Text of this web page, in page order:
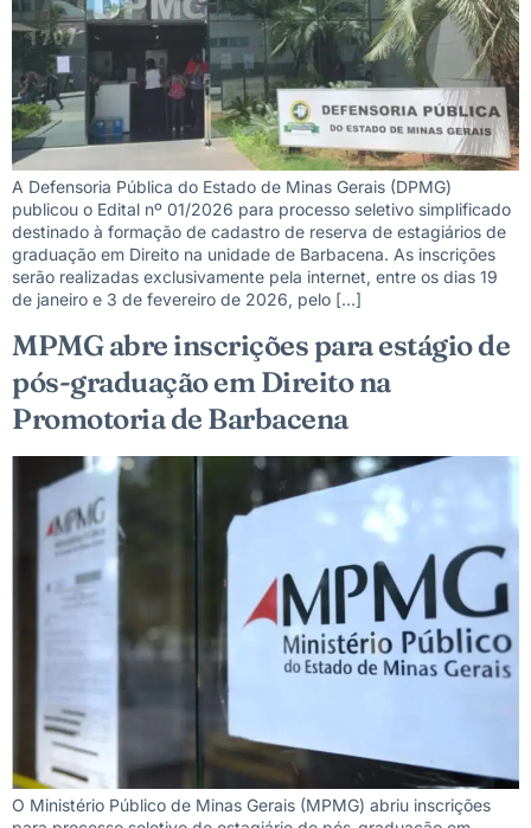
A Defensoria Pública do Estado de Minas Gerais (DPMG)
publicou o Edital nº 01/2026 para processo seletivo simplificado
destinado à formação de cadastro de reserva de estagiários de
graduação em Direito na unidade de Barbacena. As inscrições
serão realizadas exclusivamente pela internet, entre os dias 19
de janeiro e 3 de fevereiro de 2026, pelo […]
MPMG abre inscrições para estágio de
pós-graduação em Direito na
Promotoria de Barbacena
O Ministério Público de Minas Gerais (MPMG) abriu inscrições